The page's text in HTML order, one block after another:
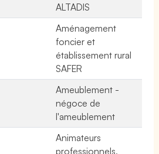
ALTADIS
Aménagement
foncier et
établissement rural
SAFER
Ameublement -
négoce de
l'ameublement
Animateurs
professionnels,